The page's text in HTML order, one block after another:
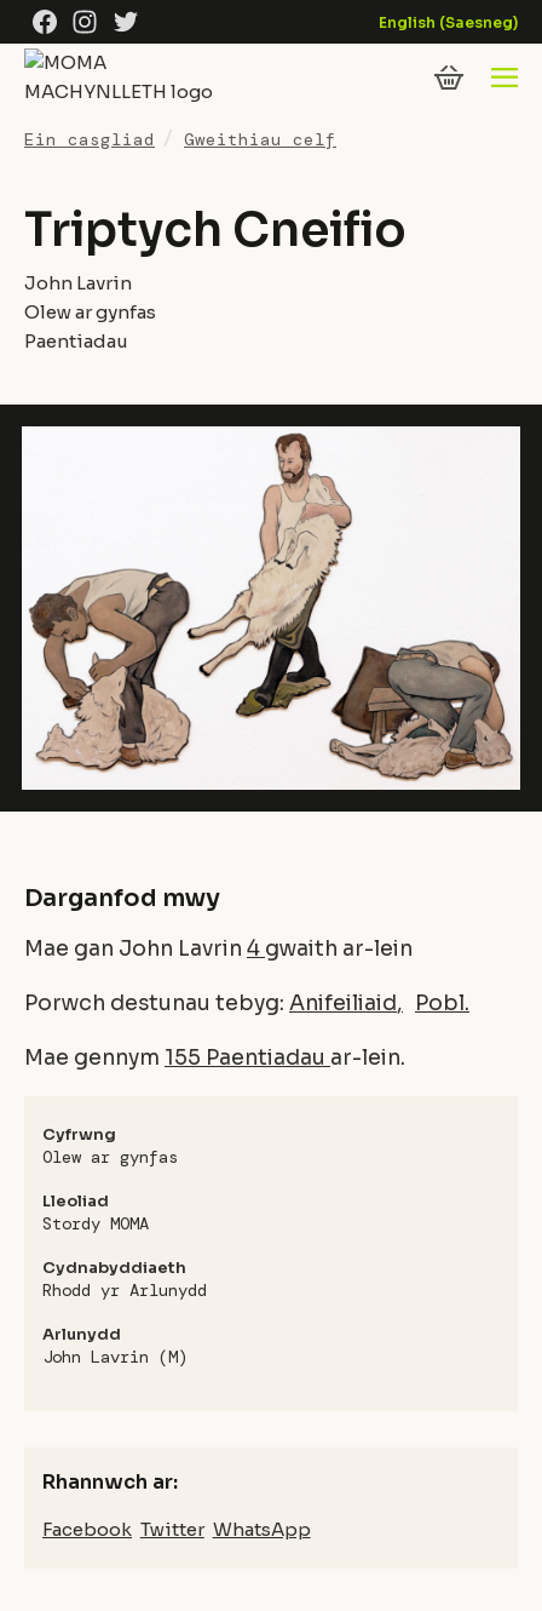
Skip to content
FacebookInstagramTwitter English (Saesneg)
Ein casgliad Gweithiau celf
Triptych Cneifio
John Lavrin
Olew ar gynfas
Paentiadau
Darganfod mwy
Mae gan John Lavrin 4 gwaith ar-lein
Porwch destunau tebyg: Anifeiliaid Pobl
Mae gennym 155 Paentiadau ar-lein.
Cyfrwng
Olew ar gynfas
Lleoliad
Stordy MOMA
Cydnabyddiaeth
Rhodd yr Arlunydd
Arlunydd
John Lavrin (M)
Rhannwch ar:
Facebook Twitter WhatsApp